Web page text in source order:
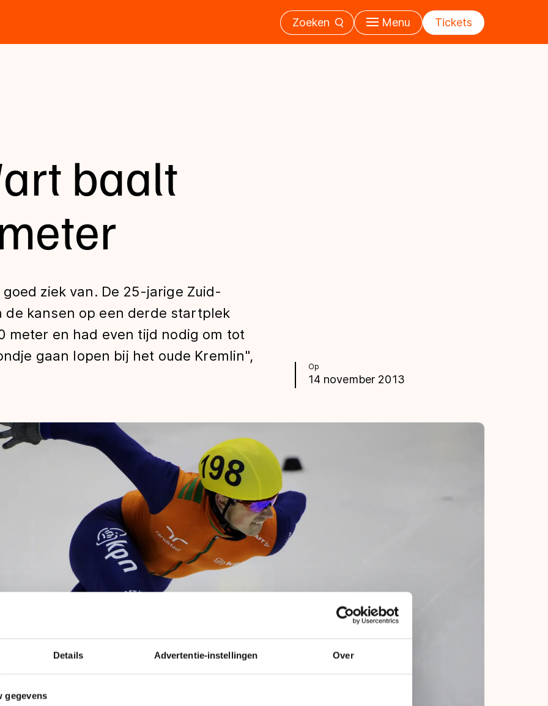
Details Advertentie-instellingen Over
gegevens
Zoeken Menu Tickets
Op
14 november 2013
baalt
ziek van. De 25-jarige Zuid-
kansen op een derde startplek
meter en had even tijd nodig om tot
gaan lopen bij het oude Kremlin",